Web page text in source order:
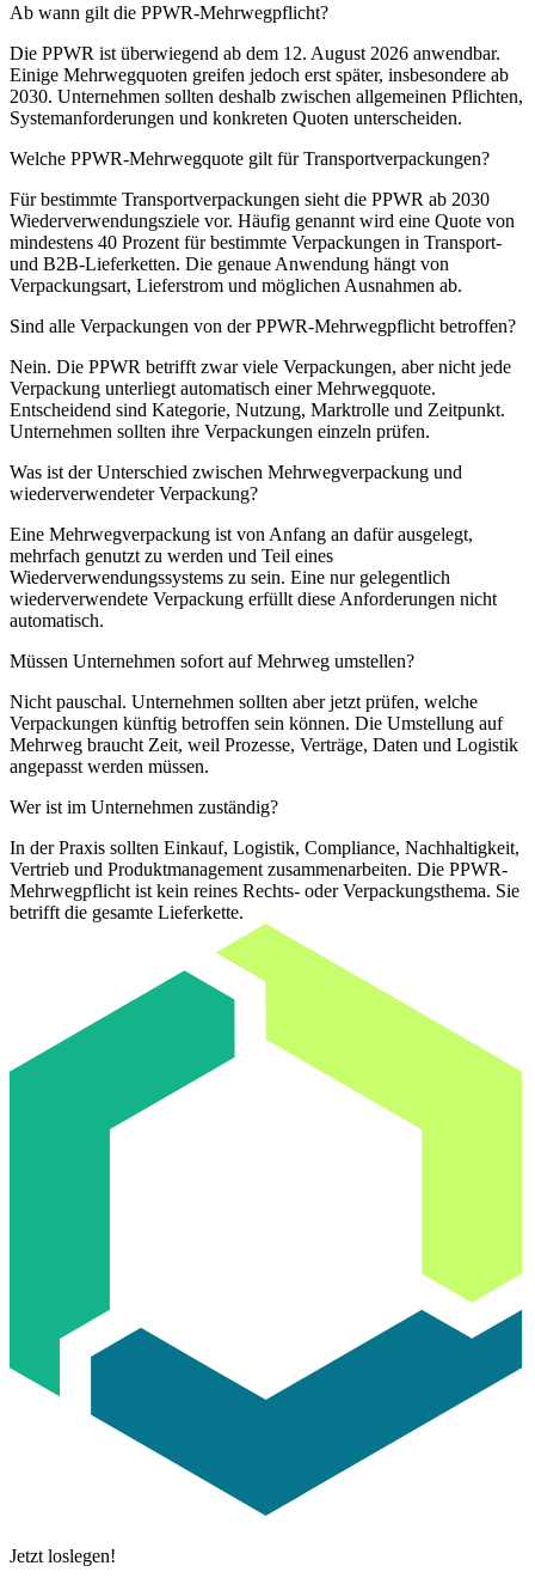
Ab wann gilt die PPWR-Mehrwegpflicht?
Die PPWR ist überwiegend ab dem 12. August 2026 anwendbar.
Einige Mehrwegquoten greifen jedoch erst später, insbesondere ab
2030. Unternehmen sollten deshalb zwischen allgemeinen Pflichten,
Systemanforderungen und konkreten Quoten unterscheiden.
Welche PPWR-Mehrwegquote gilt für Transportverpackungen?
Für bestimmte Transportverpackungen sieht die PPWR ab 2030
Wiederverwendungsziele vor. Häufig genannt wird eine Quote von
mindestens 40 Prozent für bestimmte Verpackungen in Transport-
und B2B-Lieferketten. Die genaue Anwendung hängt von
Verpackungsart, Lieferstrom und möglichen Ausnahmen ab.
Sind alle Verpackungen von der PPWR-Mehrwegpflicht betroffen?
Nein. Die PPWR betrifft zwar viele Verpackungen, aber nicht jede
Verpackung unterliegt automatisch einer Mehrwegquote.
Entscheidend sind Kategorie, Nutzung, Marktrolle und Zeitpunkt.
Unternehmen sollten ihre Verpackungen einzeln prüfen.
Was ist der Unterschied zwischen Mehrwegverpackung und
wiederverwendeter Verpackung?
Eine Mehrwegverpackung ist von Anfang an dafür ausgelegt,
mehrfach genutzt zu werden und Teil eines
Wiederverwendungssystems zu sein. Eine nur gelegentlich
wiederverwendete Verpackung erfüllt diese Anforderungen nicht
automatisch.
Müssen Unternehmen sofort auf Mehrweg umstellen?
Nicht pauschal. Unternehmen sollten aber jetzt prüfen, welche
Verpackungen künftig betroffen sein können. Die Umstellung auf
Mehrweg braucht Zeit, weil Prozesse, Verträge, Daten und Logistik
angepasst werden müssen.
Wer ist im Unternehmen zuständig?
In der Praxis sollten Einkauf, Logistik, Compliance, Nachhaltigkeit,
Vertrieb und Produktmanagement zusammenarbeiten. Die PPWR-
Mehrwegpflicht ist kein reines Rechts- oder Verpackungsthema. Sie
betrifft die gesamte Lieferkette.
Jetzt loslegen!